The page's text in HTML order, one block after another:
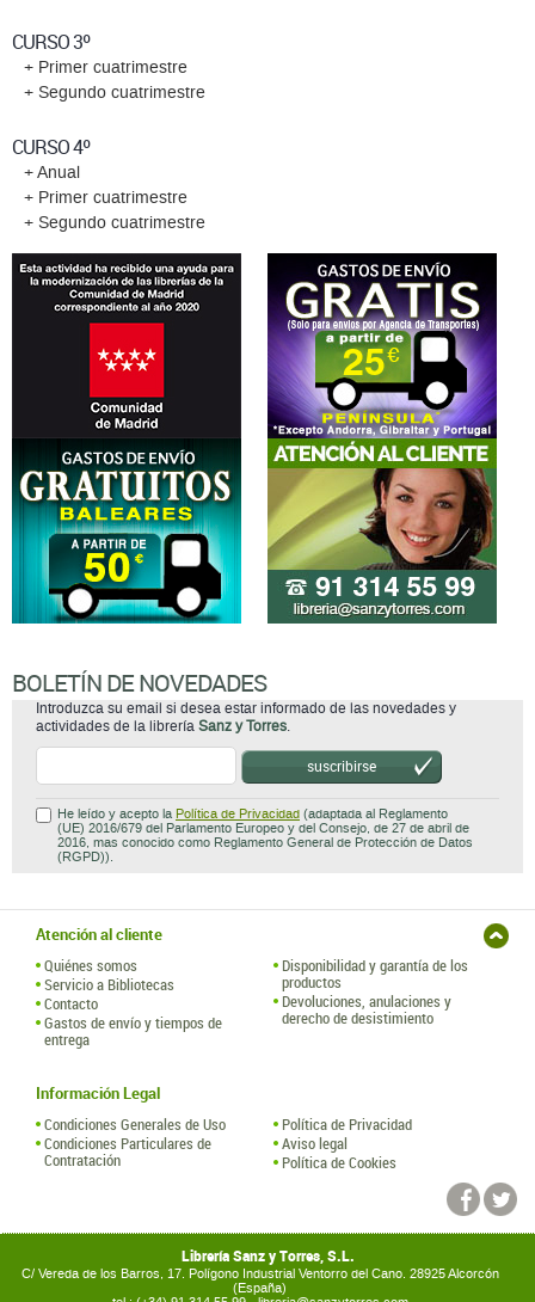
CURSO 3º
+ Primer cuatrimestre
+ Segundo cuatrimestre
CURSO 4º
+ Anual
+ Primer cuatrimestre
+ Segundo cuatrimestre
BOLETÍN DE NOVEDADES
Introduzca su email si desea estar informado de las novedades y
actividades de la librería Sanz y Torres.
suscribirse
He leído y acepto la Política de Privacidad (adaptada al Reglamento
(UE) 2016/679 del Parlamento Europeo y del Consejo, de 27 de abril de
2016, mas conocido como Reglamento General de Protección de Datos
(RGPD)).
Atención al cliente
Quiénes somos
Servicio a Bibliotecas
Contacto
Gastos de envío y tiempos de
entrega
Disponibilidad y garantía de los
productos
Devoluciones, anulaciones y
derecho de desistimiento
Información Legal
Condiciones Generales de Uso
Condiciones Particulares de
Contratación
Política de Privacidad
Aviso legal
Política de Cookies
Librería Sanz y Torres, S.L.
C/ Vereda de los Barros, 17. Polígono Industrial Ventorro del Cano. 28925 Alcorcón
(España)